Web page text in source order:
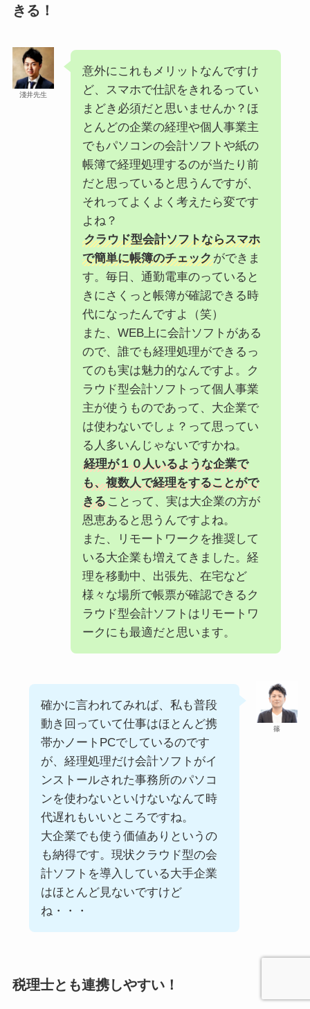
きる！
淺井先生
意外にこれもメリットなんですけ
ど、スマホで仕訳をきれるってい
まどき必須だと思いませんか？ほ
とんどの企業の経理や個人事業主
でもパソコンの会計ソフトや紙の
帳簿で経理処理するのが当たり前
だと思っていると思うんですが、
それってよくよく考えたら変です
よね？
クラウド型会計ソフトならスマホ
で簡単に帳簿のチェックができま
す。毎日、通勤電車のっていると
きにさくっと帳簿が確認できる時
代になったんですよ（笑）
また、WEB上に会計ソフトがある
ので、誰でも経理処理ができるっ
てのも実は魅力的なんですよ。ク
ラウド型会計ソフトって個人事業
主が使うものであって、大企業で
は使わないでしょ？って思ってい
る人多いんじゃないですかね。
経理が１０人いるような企業で
も、複数人で経理をすることがで
きることって、実は大企業の方が
恩恵あると思うんですよね。
また、リモートワークを推奨して
いる大企業も増えてきました。経
理を移動中、出張先、在宅など
様々な場所で帳票が確認できるク
ラウド型会計ソフトはリモートワ
ークにも最適だと思います。
篠
確かに言われてみれば、私も普段
動き回っていて仕事はほとんど携
帯かノートPCでしているのです
が、経理処理だけ会計ソフトがイ
ンストールされた事務所のパソコ
ンを使わないといけないなんて時
代遅れもいいところですね。
大企業でも使う価値ありというの
も納得です。現状クラウド型の会
計ソフトを導入している大手企業
はほとんど見ないですけど
ね・・・
税理士とも連携しやすい！